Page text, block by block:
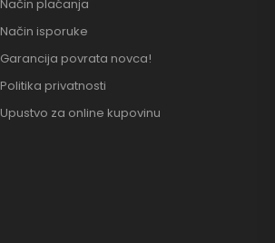
Način plaćanja
Način isporuke
Garancija povrata novca!
Politika privatnosti
Upustvo za online kupovinu